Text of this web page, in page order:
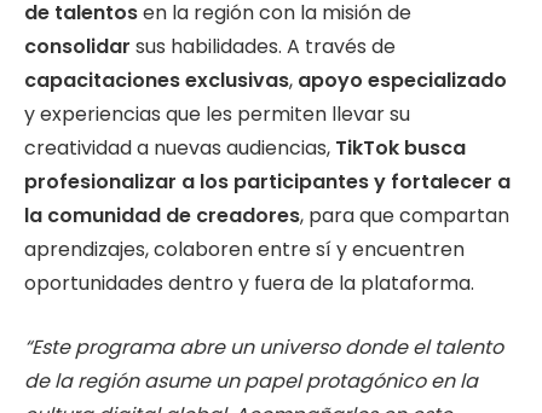
de talentosen la región con la misión de
consolidar sus habilidades. A través de
capacitaciones exclusivas, apoyo especializado
y experiencias que les permiten llevar su
creatividad a nuevas audiencias, TikTok busca
profesionalizar a los participantes y fortalecer a
la comunidad de creadores, para que compartan
aprendizajes, colaboren entre sí y encuentren
oportunidades dentro y fuera de la plataforma.
“Este programa abre un universo donde el talento
de la región asume un papel protagónico en la